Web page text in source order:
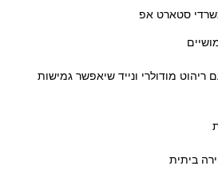
סטארט אפ
ריהוט מודולרי ונייד שיאפשר גמישות
ביתית